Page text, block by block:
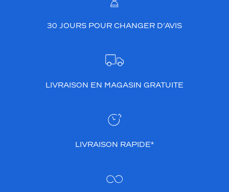
30 JOURS POUR CHANGER D’AVIS
LIVRAISON EN MAGASIN GRATUITE
LIVRAISON RAPIDE*